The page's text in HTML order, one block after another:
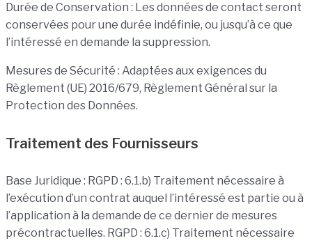
Durée de Conservation : Les données de contact seront
conservées pour une durée indéfinie, ou jusqu’à ce que
l’intéressé en demande la suppression.
Mesures de Sécurité : Adaptées aux exigences du
Règlement (UE) 2016/679, Règlement Général sur la
Protection des Données.
Traitement des Fournisseurs
Base Juridique : RGPD : 6.1.b) Traitement nécessaire à
l’exécution d’un contrat auquel l’intéressé est partie ou à
l’application à la demande de ce dernier de mesures
précontractuelles. RGPD : 6.1.c) Traitement nécessaire